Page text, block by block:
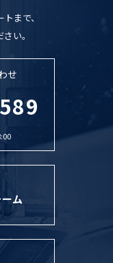
まで、
い。
せ
ム